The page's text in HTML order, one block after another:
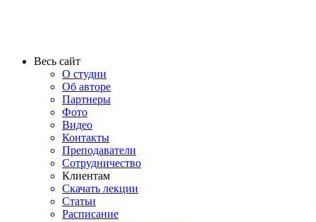
Весь сайт
О студии
Об авторе
Партнеры
Фото
Видео
Контакты
Преподаватели
Сотрудничество
Клиентам
Скачать лекции
Статьи
Расписание